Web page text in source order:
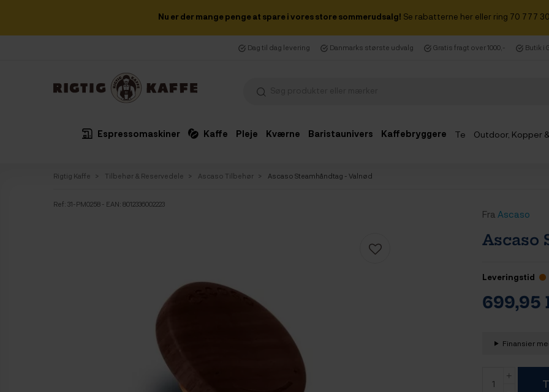
Nu er der mange penge at spare i vores store sommerudsalg! Se rabatterne her eller ring 70 777
Dag til dag levering Danmarks største udvalg Gratis fragt over 1000,- Butik i
Espressomaskiner Kaffe Pleje Kværne Baristaunivers Kaffebryggere Te Outdoor, Kopper
Rigtig Kaffe Tilbehør & Reservedele Ascaso Tilbehør Ascaso Steamhåndtag - Valnød
Ref: 31-PM0258 - EAN: 8012336002223
Fra Ascaso
Ascaso
Leveringstid
699,95
Finansier